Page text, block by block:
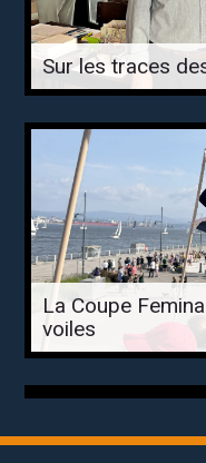
Sur les traces
La Coupe
voiles